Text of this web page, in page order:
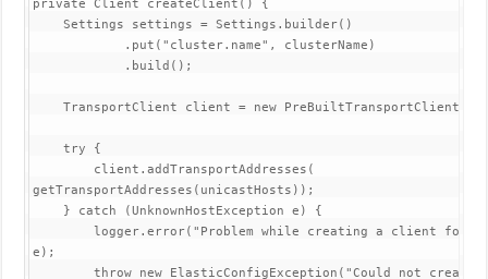
private Client createClient() {
    Settings settings = Settings.builder()
            .put("cluster.name", clusterName)
            .build();
TransportClient client = new
    try {
        client.addTransportAddresses(
getTransportAddresses(unicastHosts));
    } catch (UnknownHostException e) {
logger.error("Problem while creating a client for
e);
throw new ElasticConfigException("Could not create